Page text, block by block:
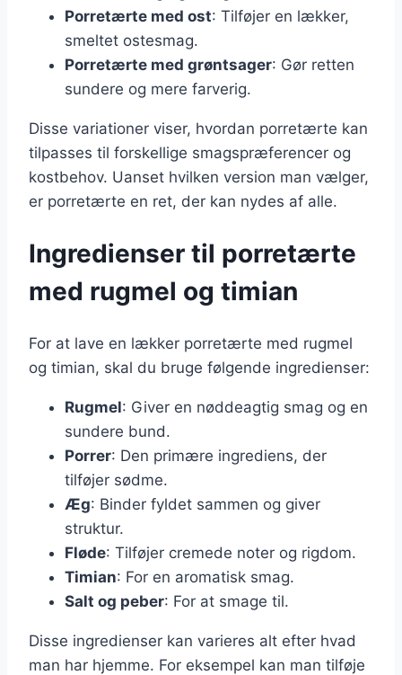
Porretærte med ost: Tilføjer en lækker,
smeltet ostesmag.
Porretærte med grøntsager: Gør retten
sundere og mere farverig.
Disse variationer viser, hvordan porretærte kan
tilpasses til forskellige smagspræferencer og
kostbehov. Uanset hvilken version man vælger,
er porretærte en ret, der kan nydes af alle.
Ingredienser til porretærte
med rugmel og timian
For at lave en lækker porretærte med rugmel
og timian, skal du bruge følgende ingredienser:
Rugmel: Giver en nøddeagtig smag og en
sundere bund.
Porrer: Den primære ingrediens, der
tilføjer sødme.
Æg: Binder fyldet sammen og giver
struktur.
Fløde: Tilføjer cremede noter og rigdom.
Timian: For en aromatisk smag.
Salt og peber: For at smage til.
Disse ingredienser kan varieres alt efter hvad
man har hjemme. For eksempel kan man tilføje